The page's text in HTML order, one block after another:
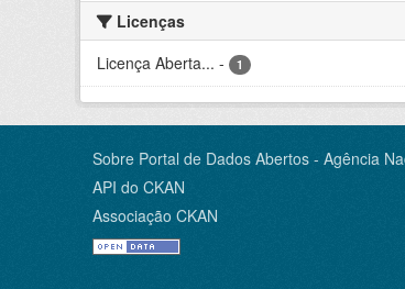
Licenças
Licença Aberta... - 1
Sobre Portal de Dados Abertos - Agência
API do CKAN
Associação CKAN